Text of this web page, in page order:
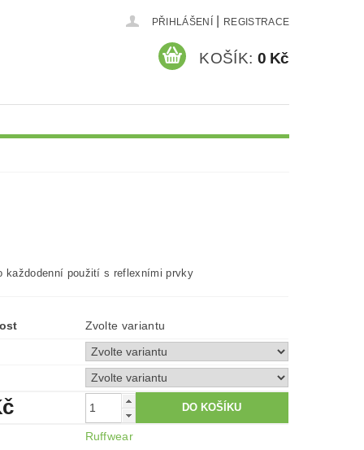
PŘIHLÁŠENÍ REGISTRACE
KOŠÍK: 0 Kč
každodenní použití s reflexními prvky
Zvolte variantu
Ruffwear